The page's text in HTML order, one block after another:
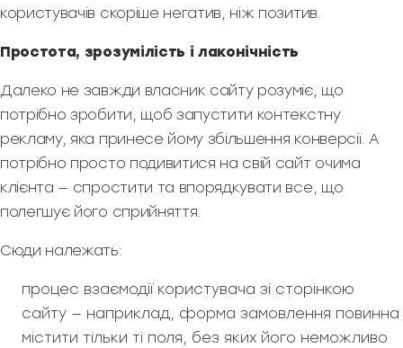
користувачів скоріше негатив, ніж позитив.
Простота, зрозумілість і лаконічність
Далеко не завжди власник сайту розуміє, що
потрібно зробити, щоб запустити контекстну
рекламу, яка принесе йому збільшення конверсії. А
потрібно просто подивитися на свій сайт очима
клієнта — спростити та впорядкувати все, що
полегшує його сприйняття.
Сюди належать:
процес взаємодії користувача зі сторінкою
сайту — наприклад, форма замовлення повинна
містити тільки ті поля, без яких його неможливо